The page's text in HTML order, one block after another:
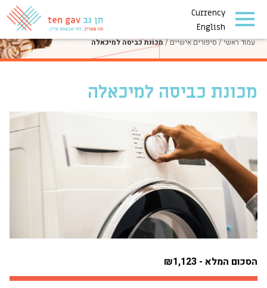
Currency
English
סיפורים אישיים
עמוד ראשי/סיפורים אישיים/מכונת כביסה למיכאלה
מכונת כביסה למיכאלה
הסכום המלא - ₪1,123